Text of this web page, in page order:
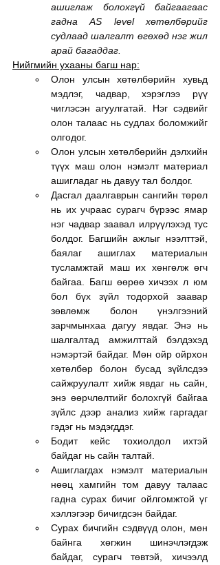
ашиглаж болохгүй байгаагаас
гадна AS level хөтөлбөрийг
судлаад шалгалт өгөхөд нэг жил
арай багаддаг.
Нийгмийн ухааны багш нар:
Олон улсын хөтөлбөрийн хувьд
мэдлэг, чадвар, хэрэглээ рүү
чиглэсэн агуулгатай. Нэг сэдвийг
олон талаас нь судлах боломжийг
олгодог.
Олон улсын хөтөлбөрийн дэлхийн
түүх маш олон нэмэлт материал
ашигладаг нь давуу тал болдог.
Дасгал даалгаврын сангийн төрөл
нь их учраас сурагч бүрээс ямар
нэг чадвар заавал илрүүлэхэд тус
болдог. Багшийн ажлыг нээлттэй,
баялаг ашиглах материалын
тусламжтай маш их хөнгөлж өгч
байгаа. Багш өөрөө хичээх л юм
бол бүх зүйл тодорхой заавар
зөвлөмж болон үнэлгээний
зарчмынхаа дагуу явдаг. Энэ нь
шалгалтад амжилттай бэлдэхэд
нэмэртэй байдаг. Мөн ойр ойрхон
хөтөлбөр болон бусад зүйлсдээ
сайжруулалт хийж явдаг нь сайн,
энэ өөрчлөлтийг болохгүй байгаа
зүйлс дээр анализ хийж гаргадаг
гэдэг нь мэдэгддэг.
Бодит кейс тохиолдол ихтэй
байдаг нь сайн талтай.
Ашиглагдах нэмэлт материалын
нөөц хамгийн том давуу талаас
гадна сурах бичиг ойлгомжтой үг
хэллэгээр бичигдсэн байдаг.
Сурах бичгийн сэдвүүд олон, мөн
байнга хөгжин шинэчлэгдэж
байдаг, сурагч төвтэй, хичээлд